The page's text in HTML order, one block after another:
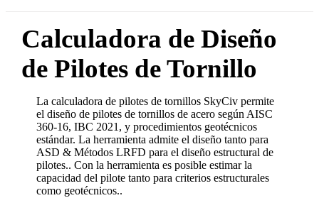
Calculadora de Diseño
de Pilotes de Tornillo
La calculadora de pilotes de tornillos SkyCiv permite
el diseño de pilotes de tornillos de acero según AISC
360-16, IBC 2021, y procedimientos geotécnicos
estándar. La herramienta admite el diseño tanto para
ASD & Métodos LRFD para el diseño estructural de
pilotes.. Con la herramienta es posible estimar la
capacidad del pilote tanto para criterios estructurales
como geotécnicos..